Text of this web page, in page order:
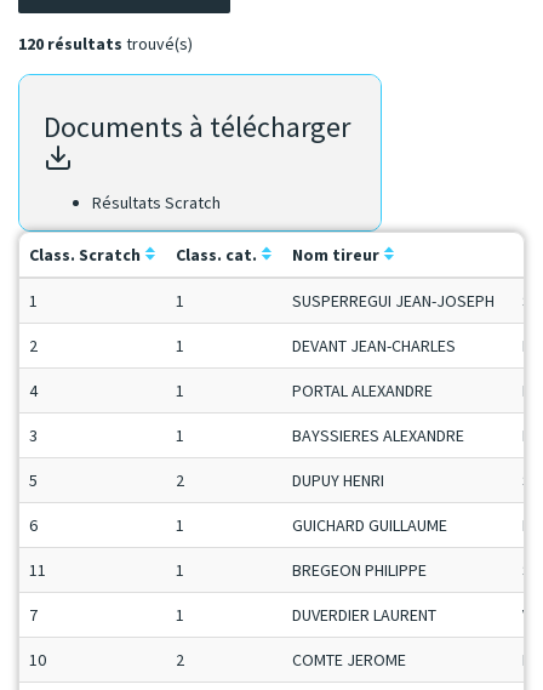
120 résultats trouvé(s)
Documents à télécharger
Résultats Scratch
Class. Scratch Class. cat. Nom tireur
1 1 SUSPERREGUI JEAN-JOSEPH
2 1 DEVANT JEAN-CHARLES H-
4 1 PORTAL ALEXANDRE
3 1 BAYSSIERES ALEXANDRE
5 2 DUPUY HENRI
6 1 GUICHARD GUILLAUME
11 1 BREGEON PHILIPPE
7 1 DUVERDIER LAURENT
10 2 COMTE JEROME